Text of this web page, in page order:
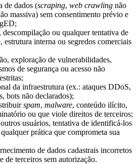
de dados (scraping, web crawling não
massiva) sem consentimento prévio e
descompilação ou qualquer tentativa de
interna ou segredos comerciais
exploração de vulnerabilidades,
de segurança ou acesso não
da infraestrutura (ex.: ataques DDoS,
bots não declarados);
spam, malware, conteúdo ilícito,
ou que viole direitos de terceiros;
usuários, tentativa de identificá-los
prática que comprometa sua
de dados cadastrais incorretos
de terceiros sem autorização.